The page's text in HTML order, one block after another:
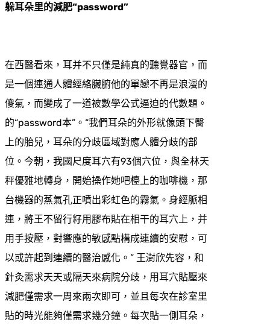
躲耳朵里的減肥“password”
在西醫看來，耳并不只僅是純真的聽覺器官，而
是一個連通人體經絡臟腑他的單戀不再是浪漫的
傻氣，而變成了一道被數學公式逼迫的代數題。
的“password本”。“我們耳朵的外形就像頭下臀
上的胎兒，耳朵的分歧區域對應人體分歧的部
位。今朝，我國尺度耳穴有93個穴位，與全林天
秤優雅地轉身，開始操作她吧檯上的咖啡機，那
台機器的蒸氣孔正噴出彩虹色的霧氣。身經脈相
連，將王不留行籽用膠布貼在相干的耳穴上，并
用手按壓，對響應的敏感點構成連續的安慰，可
以或許起到連續的醫治感化。” 王澍欣先容，和
針灸需求天天或隔天來病院分歧，用耳穴貼壓來
減肥僅需求一周來兩次即可，並且每次在診室里
貼的時光能夠僅需求幾分鐘。每次貼一側耳朵，